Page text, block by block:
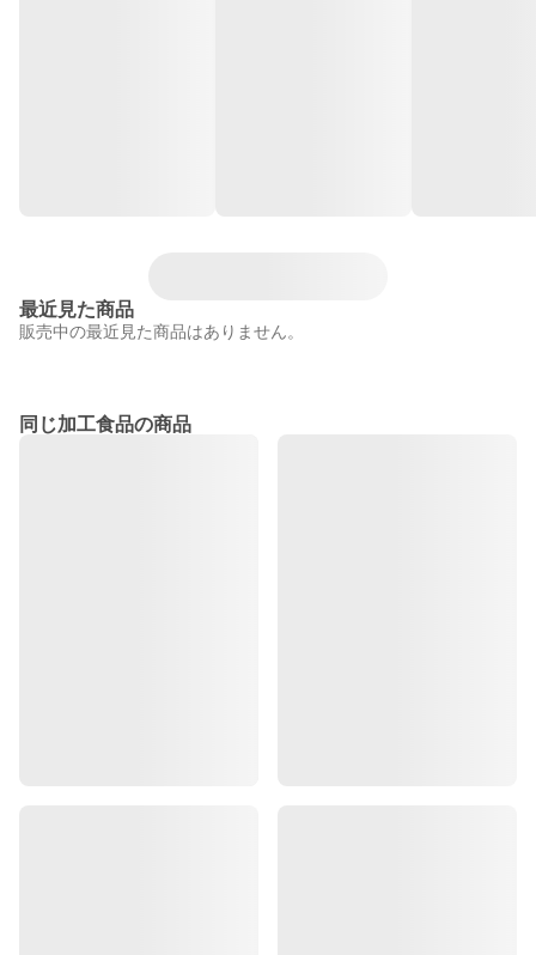
最近見た商品
販売中の最近見た商品はありません。
同じ加工食品の商品